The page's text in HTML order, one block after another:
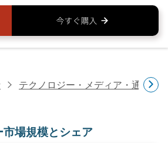
テクノロジー・メディア・通信研
場規模とシェア